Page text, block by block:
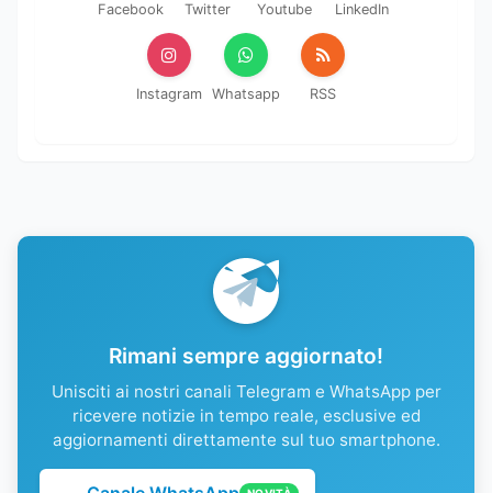
Facebook Twitter Youtube LinkedIn
Instagram Whatsapp RSS
Rimani sempre aggiornato!
Unisciti ai nostri canali Telegram e WhatsApp per
ricevere notizie in tempo reale, esclusive ed
aggiornamenti direttamente sul tuo smartphone.